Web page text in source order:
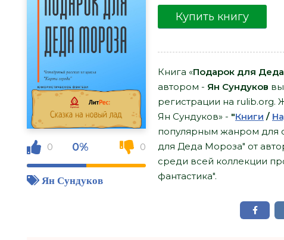
0 0% 0
Ян Сундуков
Купить книгу
Книга «Подарок для
автором - Ян Сундуков
регистрации на
Ян Сундуков» - "Книги /
популярным жанром для
для Деда Мороза" от
среди всей коллекции
фантастика".